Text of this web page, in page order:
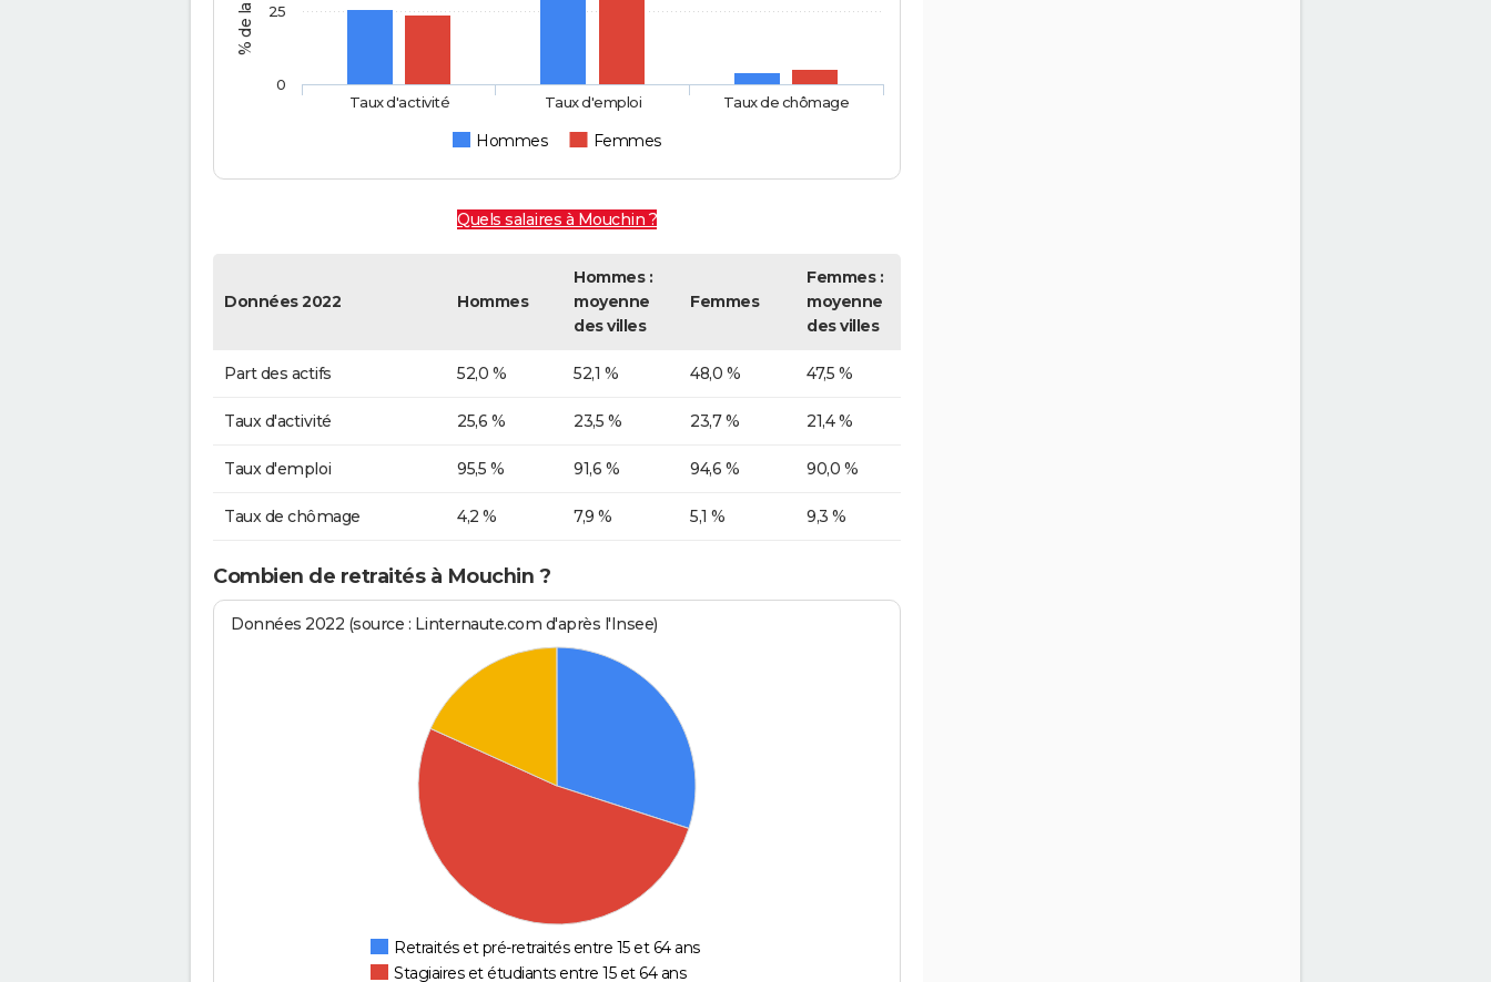
Hommes Femmes
Taux d'activité Taux d'emploi Taux de chômage
0
25
Quels salaires à Mouchin ?
Données 2022 Hommes
Hommes :
moyenne
des villes
Femmes
Femmes :
moyenne
des villes
Part des actifs 52,0 % 52,1 % 48,0 % 47,5 %
Taux d'activité 25,6 % 23,5 % 23,7 % 21,4 %
Taux d'emploi 95,5 % 91,6 % 94,6 % 90,0 %
Taux de chômage 4,2 % 7,9 % 5,1 % 9,3 %
Combien de retraités à Mouchin ?
Données 2022 (source : Linternaute.com d'après l'Insee)
Retraités et pré-retraités entre 15 et 64 ans
Stagiaires et étudiants entre 15 et 64 ans